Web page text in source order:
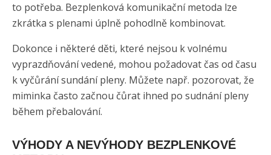
to potřeba. Bezplenková komunikační metoda lze
zkrátka s plenami úplně pohodlně kombinovat.
Dokonce i některé děti, které nejsou k volnému
vyprazdňování vedené, mohou požadovat čas od času
k vyčůrání sundání pleny. Můžete např. pozorovat, že
miminka často začnou čůrat ihned po sudnání pleny
během přebalování.
VÝHODY A NEVÝHODY BEZPLENKOVÉ